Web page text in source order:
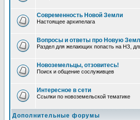
Современность Новой Земли
Настоящее архипелага
Вопросы и ответы про Новую
Раздел для желающих попасть на НЗ,
Новоземельцы, отзовитесь!
Поиск и общение сослуживцев
Интересное в сети
Ссылки по новоземельской тематике
Дополнительные форумы